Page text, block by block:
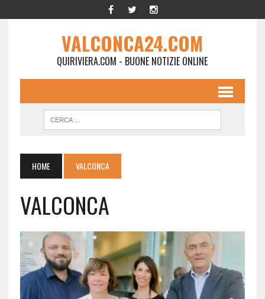
VALCONCA24.COM
QUIRIVIERA.COM - BUONE NOTIZIE ONLINE
HOME VALCONCA
VALCONCA